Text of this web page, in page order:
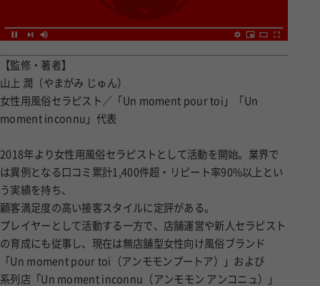
【監修・著者】
山上 潤（やまがみ じゅん）
女性用風俗セラピスト／「Un moment pour toi」「Un
moment inconnu」代表
2018年より女性用風俗セラピストとして活動を開始。業界で
は異例となる口コミ累計1,400件超・リピート率90%以上とい
う実績を持ち、
顧客満足度の高い接客スタイルに定評がある。
プレイヤーとして活動する一方で、店舗運営や新人セラピスト
の育成にも従事し、現在は無店舗型女性向け風俗ブランド
「Un moment pour toi（アンモモンプートア）」および
系列店「Un moment inconnu（アンモモン アンコニュ）」